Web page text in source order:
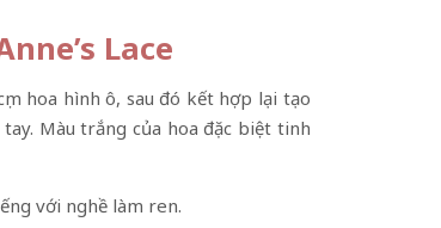
Lace
hoa hình ô, sau đó kết hợp lại tạo
Màu trắng của hoa đặc biệt tinh
với nghề làm ren.